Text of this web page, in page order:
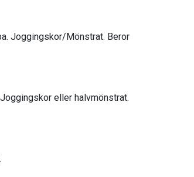
Joggingskor/Mönstrat. Beror
eller halvmönstrat.